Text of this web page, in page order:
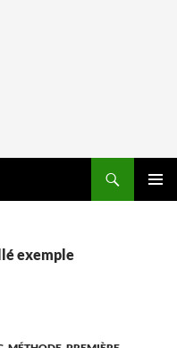
exemple